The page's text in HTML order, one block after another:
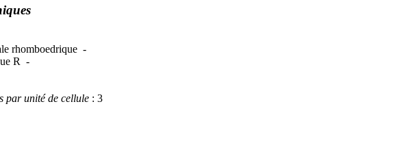
rhomboedrique -
R -
par unité de cellule : 3